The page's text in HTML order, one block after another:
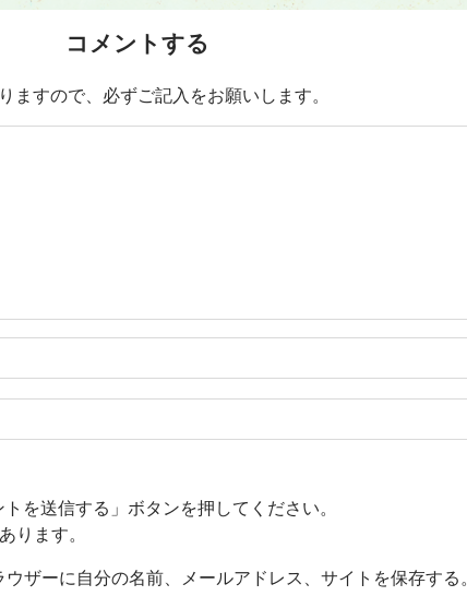
コメントする
ますので、必ずご記入をお願いします。
を送信する」ボタンを押してください。
ります。
ザーに自分の名前、メールアドレス、サイトを保存する。